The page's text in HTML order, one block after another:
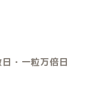
・一粒万倍日